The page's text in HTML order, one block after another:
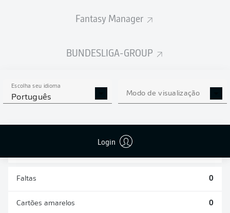
Fantasy Manager
BUNDESLIGA-GROUP
Escolha seu idioma
Português Modo de visualização
Login
ESTATÍSTICAS DA
TEMPORADA 2026/2027
Faltas 0
Cartões amarelos 0